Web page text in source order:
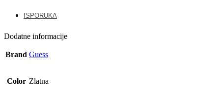
ISPORUKA
Dodatne informacije
Brand Guess
Color Zlatna